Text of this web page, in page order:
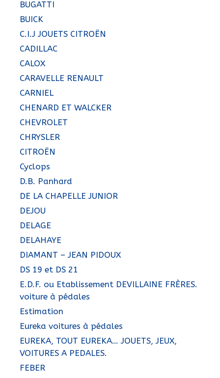
BUGATTI
BUICK
C.I.J JOUETS CITROËN
CADILLAC
CALOX
CARAVELLE RENAULT
CARNIEL
CHENARD ET WALCKER
CHEVROLET
CHRYSLER
CITROËN
Cyclops
D.B. Panhard
DE LA CHAPELLE JUNIOR
DEJOU
DELAGE
DELAHAYE
DIAMANT – JEAN PIDOUX
DS 19 et DS 21
E.D.F. ou Etablissement DEVILLAINE FRÈRES.
voiture à pédales
Estimation
Eureka voitures à pédales
EUREKA, TOUT EUREKA… JOUETS, JEUX,
VOITURES A PEDALES.
FEBER